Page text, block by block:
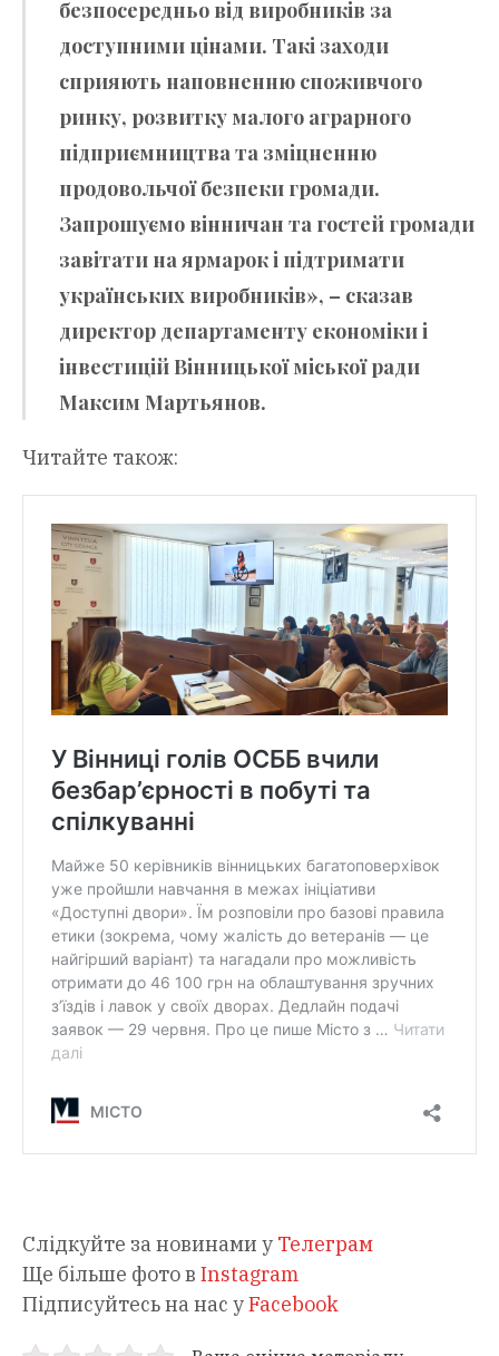
безпосередньо від виробників за
доступними цінами. Такі заходи
сприяють наповненню споживчого
ринку, розвитку малого аграрного
підприємництва та зміцненню
продовольчої безпеки громади.
Запрошуємо вінничан та гостей громади
завітати на ярмарок і підтримати
українських виробників», – сказав
директор департаменту економіки і
інвестицій Вінницької міської ради
Максим Мартьянов.
Читайте також:
Слідкуйте за новинами у Телеграм
Ще більше фото в Instagram
Підписуйтесь на нас уFacebook